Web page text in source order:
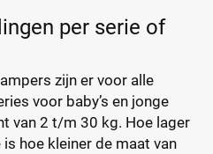
(0)
per serie of
zijn er voor alle
voor baby’s en jonge
van 2 t/m 30 kg. Hoe lager
hoe kleiner de maat van